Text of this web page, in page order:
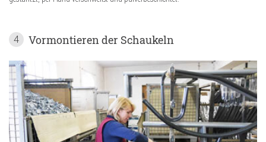
4 Vormontieren der Schaukeln